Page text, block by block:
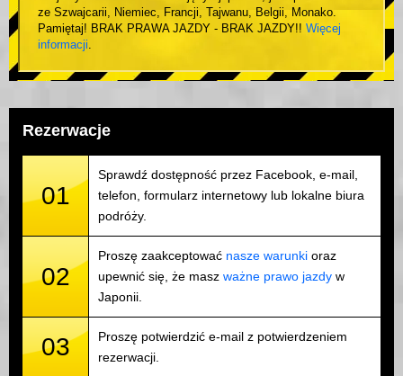
ze Szwajcarii, Niemiec, Francji, Tajwanu, Belgii, Monako.
Pamiętaj! BRAK PRAWA JAZDY - BRAK JAZDY!! Więcej
informacji.
Rezerwacje
01
Sprawdź dostępność przez Facebook, e-mail,
telefon, formularz internetowy lub lokalne biura
podróży.
02
Proszę zaakceptować nasze warunki oraz
upewnić się, że masz ważne prawo jazdy w
Japonii.
03
Proszę potwierdzić e-mail z potwierdzeniem
rezerwacji.